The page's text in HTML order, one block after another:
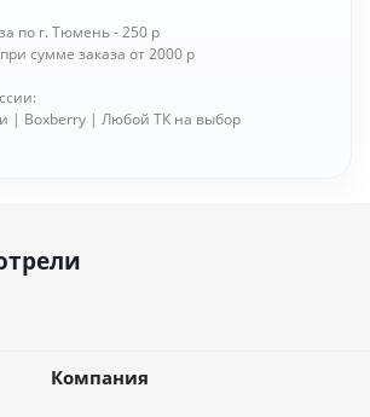
по г. Тюмень - 250 р
сумме заказа от 2000 р
| Boxberry | Любой ТК на выбор
Компания